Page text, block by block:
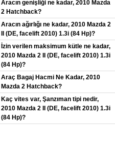
Aracın genişliği ne kadar, 2010 Mazda
2 Hatchback?
Aracın ağırlığı ne kadar, 2010 Mazda 2
II (DE, facelift 2010) 1.3i (84 Hp)?
İzin verilen maksimum kütle ne kadar,
2010 Mazda 2 II (DE, facelift 2010) 1.3i
(84 Hp)?
Araç Bagaj Hacmi Ne Kadar, 2010
Mazda 2 Hatchback?
Kaç vites var, Şanzıman tipi nedir,
2010 Mazda 2 II (DE, facelift 2010) 1.3i
(84 Hp)?